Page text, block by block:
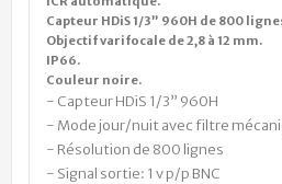
Capteur HDiS 1/3” 960H de 800
Objectif varifocale de 2,8 à 12 mm.
IP66.
Couleur noire.
- Capteur HDiS 1/3” 960H
- Mode jour/nuit avec filtre
- Résolution de 800 lignes
- Signal sortie: 1 v p/p BNC